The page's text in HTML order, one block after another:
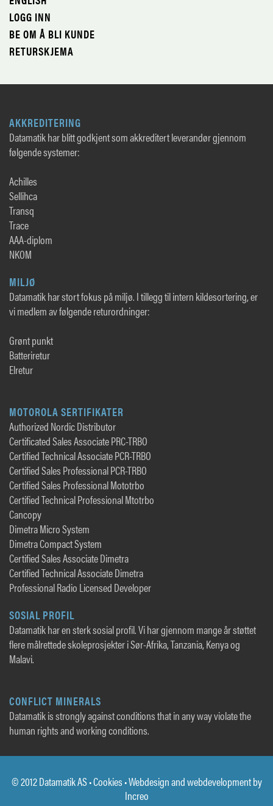
LOGG INN
BE OM Å BLI KUNDE
RETURSKJEMA
AKKREDITERING
Datamatik har blitt godkjent som akkreditert leverandør gjennom
følgende systemer:
Achilles
Sellihca
Transq
Trace
AAA-diplom
NKOM
MILJØ
Datamatik har stort fokus på miljø. I tillegg til intern kildesortering, er
vi medlem av følgende returordninger:
Grønt punkt
Batteriretur
Elretur
MOTOROLA SERTIFIKATER
Authorized Nordic Distributor
Certificated Sales Associate PRC-TRBO
Certified Technical Associate PCR-TRBO
Certified Sales Professional PCR-TRBO
Certified Sales Professional Mototrbo
Certified Technical Professional Mtotrbo
Cancopy
Dimetra Micro System
Dimetra Compact System
Certified Sales Associate Dimetra
Certified Technical Associate Dimetra
Professional Radio Licensed Developer
SOSIAL PROFIL
Datamatik har en sterk sosial profil. Vi har gjennom mange år støttet
flere målrettede skoleprosjekter i Sør-Afrika, Tanzania, Kenya og
Malavi.
CONFLICT MINERALS
Datamatik is strongly against conditions that in any way violate the
human rights and working conditions.
© 2012 Datamatik AS •Cookies • Webdesign and webdevelopment by
Increo